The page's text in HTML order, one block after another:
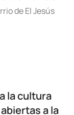
de El Jesús
la cultura
a la